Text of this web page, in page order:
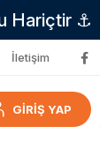
Hariçtir ⚓
İletişim
GİRİŞ YAP